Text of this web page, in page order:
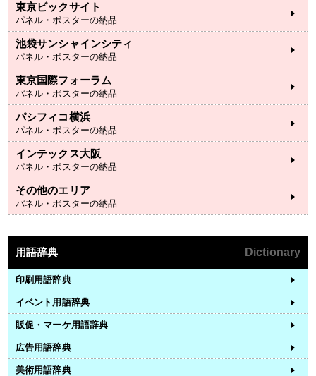
東京ビックサイト
パネル・ポスターの納品
池袋サンシャインシティ
パネル・ポスターの納品
東京国際フォーラム
パネル・ポスターの納品
パシフィコ横浜
パネル・ポスターの納品
インテックス大阪
パネル・ポスターの納品
その他のエリア
パネル・ポスターの納品
用語辞典 Dictionary
印刷用語辞典
イベント用語辞典
販促・マーケ用語辞典
広告用語辞典
美術用語辞典